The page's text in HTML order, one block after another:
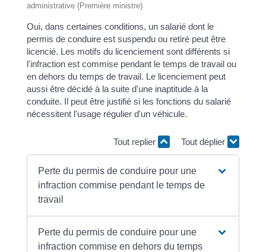
administrative (Première ministre)
Oui, dans certaines conditions, un salarié dont le
permis de conduire est suspendu ou retiré peut être
licencié. Les motifs du licenciement sont différents si
l'infraction est commise pendant le temps de travail ou
en dehors du temps de travail. Le licenciement peut
aussi être décidé à la suite d'une inaptitude à la
conduite. Il peut être justifié si les fonctions du salarié
nécessitent l'usage régulier d'un véhicule.
Tout replier Tout déplier
Perte du permis de conduire pour une
infraction commise pendant le temps de
travail
Perte du permis de conduire pour une
infraction commise en dehors du temps